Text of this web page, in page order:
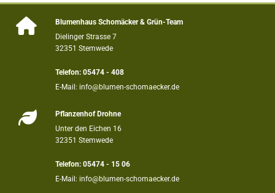

Blumenhaus Schomäcker & Grün-Team
Dielinger Strasse 7
32351 Stemwede
Telefon: 05474 - 408
E-Mail: info@blumen-schomaecker.de

Pflanzenhof Drohne
Unter den Eichen 16
32351 Stemwede
Telefon: 05474 - 15 06
E-Mail: info@blumen-schomaecker.de